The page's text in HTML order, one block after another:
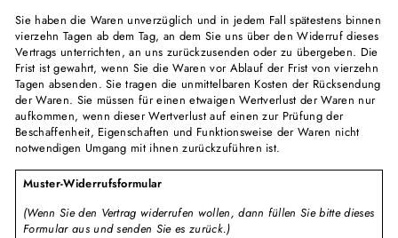
Sie haben die Waren unverzüglich und in jedem Fall spätestens binnen
vierzehn Tagen ab dem Tag, an dem Sie uns über den Widerruf dieses
Vertrags unterrichten, an uns zurückzusenden oder zu übergeben. Die
Frist ist gewahrt, wenn Sie die Waren vor Ablauf der Frist von vierzehn
Tagen absenden. Sie tragen die unmittelbaren Kosten der Rücksendung
der Waren. Sie müssen für einen etwaigen Wertverlust der Waren nur
aufkommen, wenn dieser Wertverlust auf einen zur Prüfung der
Beschaffenheit, Eigenschaften und Funktionsweise der Waren nicht
notwendigen Umgang mit ihnen zurückzuführen ist.
Muster-Widerrufsformular
(Wenn Sie den Vertrag widerrufen wollen, dann füllen Sie bitte dieses
Formular aus und senden Sie es zurück.)